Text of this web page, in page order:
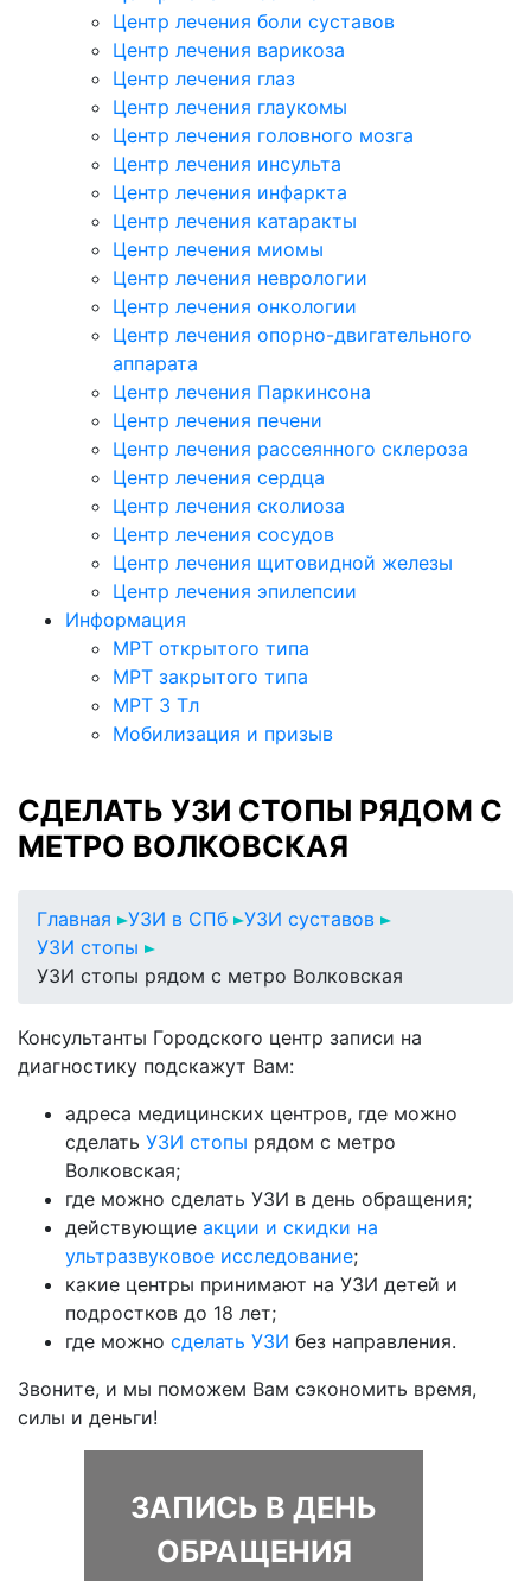
Центр лечения боли суставов
Центр лечения варикоза
Центр лечения глаз
Центр лечения глаукомы
Центр лечения головного мозга
Центр лечения инсульта
Центр лечения инфаркта
Центр лечения катаракты
Центр лечения миомы
Центр лечения неврологии
Центр лечения онкологии
Центр лечения опорно-двигательного
аппарата
Центр лечения Паркинсона
Центр лечения печени
Центр лечения рассеянного склероза
Центр лечения сердца
Центр лечения сколиоза
Центр лечения сосудов
Центр лечения щитовидной железы
Центр лечения эпилепсии
Информация
МРТ открытого типа
МРТ закрытого типа
МРТ 3 Тл
Мобилизация и призыв
СДЕЛАТЬ УЗИ СТОПЫ РЯДОМ С
МЕТРО ВОЛКОВСКАЯ
Главная УЗИ в СПб
УЗИ суставов
УЗИ стопы
УЗИ стопы рядом с метро Волковская
Консультанты Городского центр записи на
диагностику подскажут Вам:
адреса медицинских центров, где можно
сделать УЗИ стопы рядом с метро
Волковская;
где можно сделать УЗИ в день обращения;
действующие акции и скидки на
ультразвуковое исследование;
какие центры принимают на УЗИ детей и
подростков до 18 лет;
где можно сделать УЗИ без направления.
Звоните, и мы поможем Вам сэкономить время,
силы и деньги!
ЗАПИСЬ В ДЕНЬ
ОБРАЩЕНИЯ